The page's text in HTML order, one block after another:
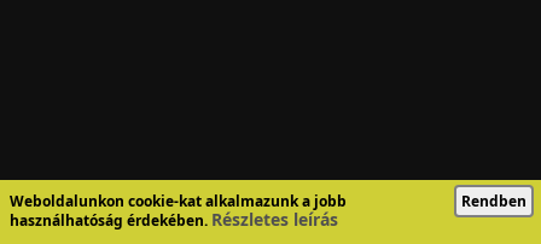
Weboldalunkon cookie-kat alkalmazunk a jobb
használhatóság érdekében. Részletes leírás
Rendben